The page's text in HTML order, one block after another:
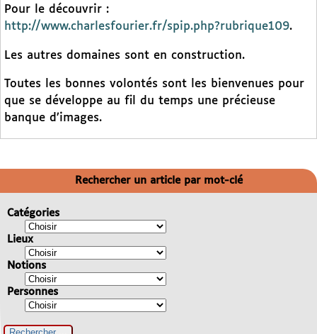
Pour le découvrir :
http://www.charlesfourier.fr/spip.php?rubrique109.
Les autres domaines sont en construction.
Toutes les bonnes volontés sont les bienvenues pour
que se développe au fil du temps une précieuse
banque d’images.
Rechercher un article par mot-clé
Catégories
Lieux
Notions
Personnes